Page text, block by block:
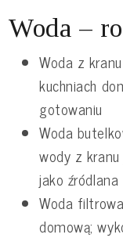
Woda –
Woda z
kuchniach
gotowaniu
Woda
wody z
jako
Woda
domową;